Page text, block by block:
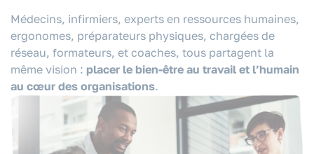
Médecins, infirmiers, experts en ressources humaines,
ergonomes, préparateurs physiques, chargées de
réseau, formateurs, et coaches, tous partagent la
même vision : placer le bien-être au travail et l’humain
au cœur des organisations.